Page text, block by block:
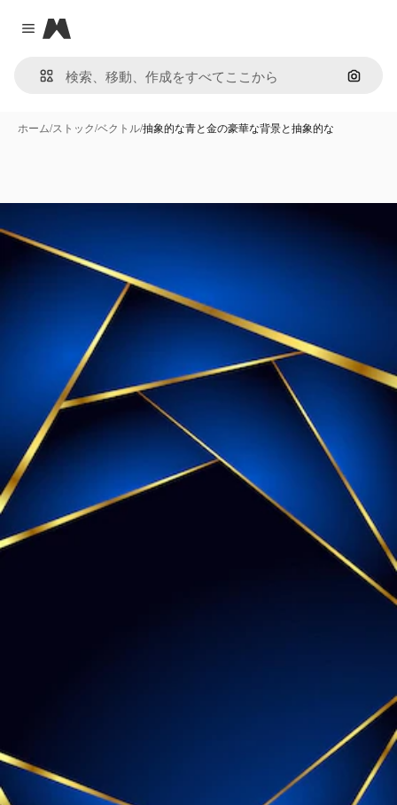
Close menu
Magnific
画像で
ホーム/ストック/ベクトル/抽象的な青と金の豪華な背景と抽象的な